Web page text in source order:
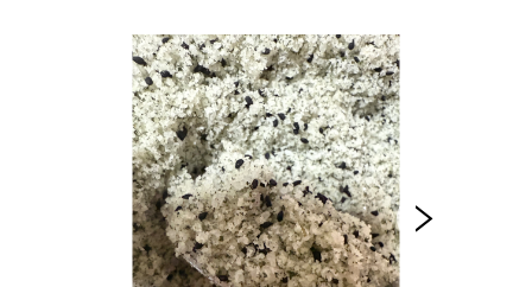
新商品・限定商品先行受注予約会
CATEGORY
カンボジア産胡椒（カンポットペッパー)
胡椒マヨネーズ(ブラックペッパーマヨネーズ）